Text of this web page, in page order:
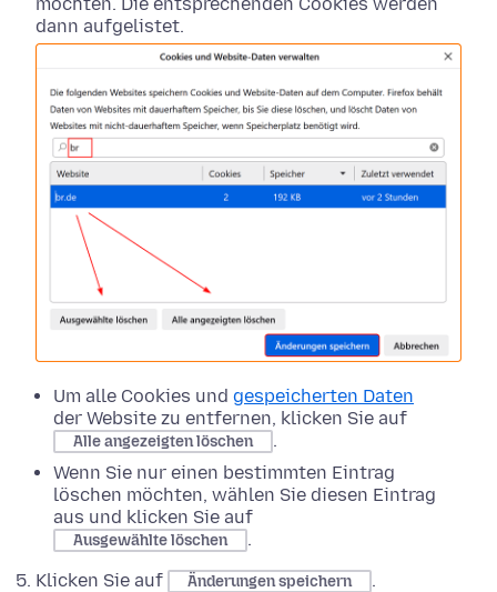
möchten. Die entsprechenden Cookies werden
dann aufgelistet.
Um alle Cookies und gespeicherten Daten
der Website zu entfernen, klicken Sie auf
Alle angezeigten löschen
.
Wenn Sie nur einen bestimmten Eintrag
löschen möchten, wählen Sie diesen Eintrag
aus und klicken Sie auf
Ausgewählte löschen
.
Klicken Sie auf
Änderungen speichern
.